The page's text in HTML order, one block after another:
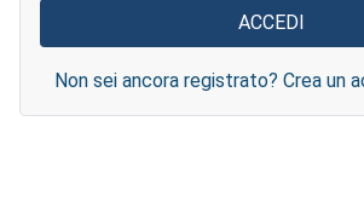
Non sei ancora registrato? Crea un